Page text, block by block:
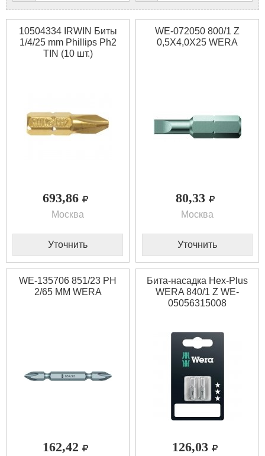
10504334 IRWIN Биты
1/4/25 mm Phillips Ph2
TIN (10 шт.)
693,86
Москва
Уточнить
WE-072050 800/1 Z
0,5X4,0X25 WERA
80,33
Москва
Уточнить
WE-135706 851/23 PH
2/65 MM WERA
162,42
Бита-насадка Hex-Plus
WERA 840/1 Z WE-
05056315008
126,03